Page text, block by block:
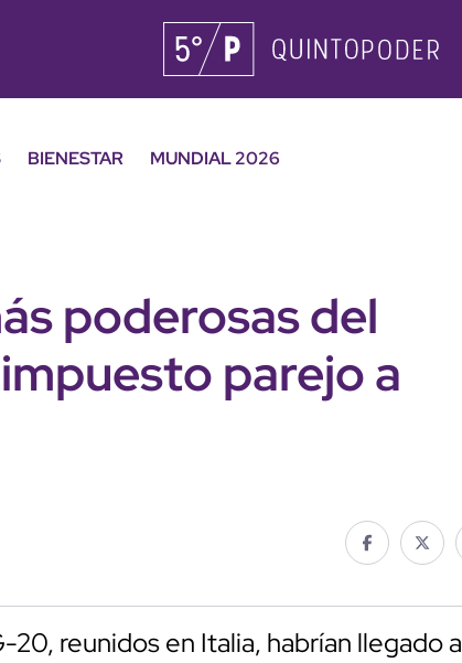
BIENESTAR
MUNDIAL 2026
poderosas del
parejo a
reunidos en Italia, habrían llegado a